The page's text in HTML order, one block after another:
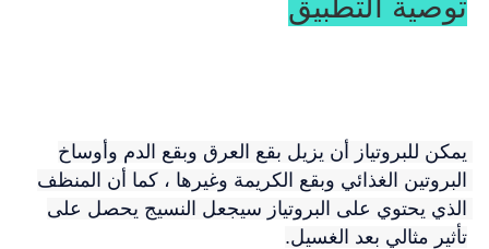
تأثير مثالي بعد الغسيل.